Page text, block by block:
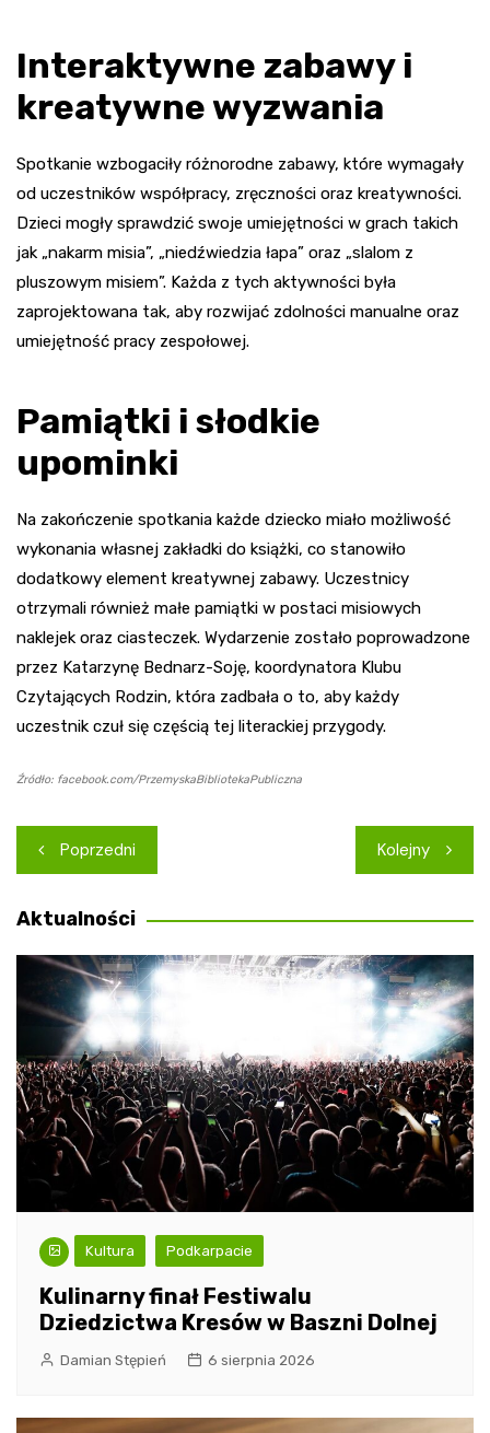
Interaktywne zabawy i
kreatywne wyzwania
Spotkanie wzbogaciły różnorodne zabawy, które wymagały
od uczestników współpracy, zręczności oraz kreatywności.
Dzieci mogły sprawdzić swoje umiejętności w grach takich
jak „nakarm misia”, „niedźwiedzia łapa” oraz „slalom z
pluszowym misiem”. Każda z tych aktywności była
zaprojektowana tak, aby rozwijać zdolności manualne oraz
umiejętność pracy zespołowej.
Pamiątki i słodkie
upominki
Na zakończenie spotkania każde dziecko miało możliwość
wykonania własnej zakładki do książki, co stanowiło
dodatkowy element kreatywnej zabawy. Uczestnicy
otrzymali również małe pamiątki w postaci misiowych
naklejek oraz ciasteczek. Wydarzenie zostało poprowadzone
przez Katarzynę Bednarz-Soję, koordynatora Klubu
Czytających Rodzin, która zadbała o to, aby każdy
uczestnik czuł się częścią tej literackiej przygody.
Źródło: facebook.com/PrzemyskaBibliotekaPubliczna
Nawigacja
wpisu
Poprzedni Kolejny
Aktualności
Kultura Podkarpacie
Kulinarny finał Festiwalu
Dziedzictwa Kresów w Baszni Dolnej
Damian Stępień 6 sierpnia 2026